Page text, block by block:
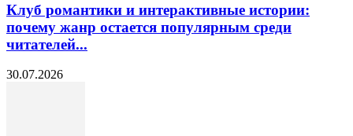
Клуб романтики и интерактивные истории:
почему жанр остается популярным среди
читателей...
30.07.2026